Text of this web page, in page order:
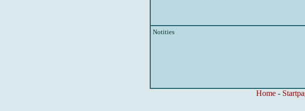
Notities
Home -